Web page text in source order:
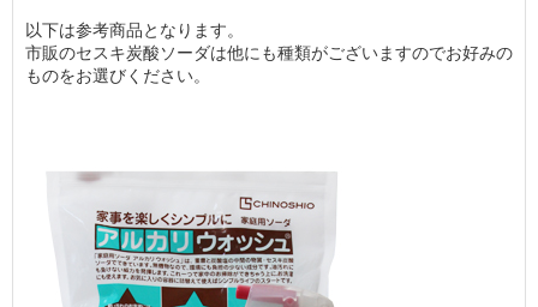
以下は参考商品となります。
市販のセスキ炭酸ソーダは他にも種類がございますのでお好みの
ものをお選びください。